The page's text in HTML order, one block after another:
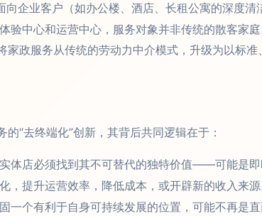
企业客户（如办公楼、酒店、长租公寓的深度
验中心和运营中心，服务对象并非传统的散客家庭
家政服务从传统的劳动力中介模式，升级为以标
“去终端化”创新，其背后共同逻辑在于：
体店必须找到其不可替代的独特价值——可能是即
，提升运营效率，降低成本，或开辟新的收入来源
一个有利于自身可持续发展的位置，可能不再是直